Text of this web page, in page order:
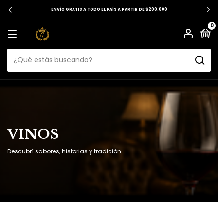
ENVÍO GRATIS A TODO EL PAÍS A PARTIR DE $200.000
0
VINOS
Descubrí sabores, historias y tradición.